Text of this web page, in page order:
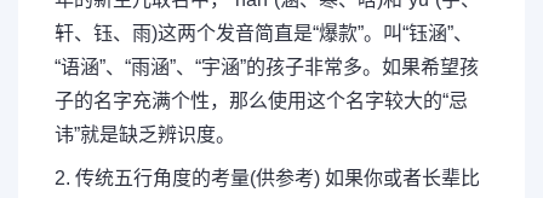
轩、钰、雨)这两个发音简直是“爆款”。叫“钰涵”、
“语涵”、“雨涵”、“宇涵”的孩子非常多。如果希望孩
子的名字充满个性，那么使用这个名字较大的“忌
讳”就是缺乏辨识度。
2. 传统五行角度的考量(供参考) 如果你或者长辈比